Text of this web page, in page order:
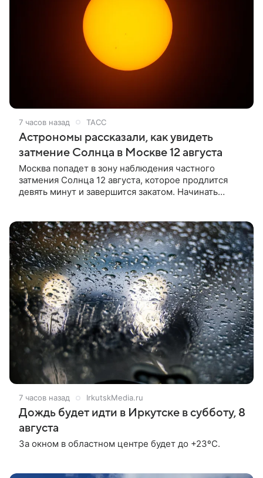
7 часов назад ТАСС
Астрономы рассказали, как увидеть
затмение Солнца в Москве 12 августа
Москва попадет в зону наблюдения частного
затмения Солнца 12 августа, которое продлится
девять минут и завершится закатом. Начинать
Московского планетария.
7 часов назад IrkutskMedia.ru
Дождь будет идти в Иркутске в субботу, 8
августа
За окном в областном центре будет до +23ºС.